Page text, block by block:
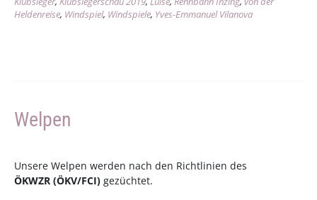
Heldenreise, Windspiel, Windspiele, Yves-Emmanuel Vilanova
Welpen
Unsere Welpen werden nach den Richtlinien des
ÖKWZR (ÖKV/FCI) gezüchtet.